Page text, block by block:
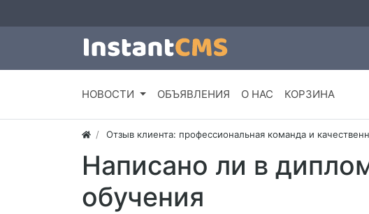
НОВОСТИ ОБЪЯВЛЕНИЯ О НАС КОРЗИНА
Отзыв клиента: профессиональная команда и
Написано ли в
обучения